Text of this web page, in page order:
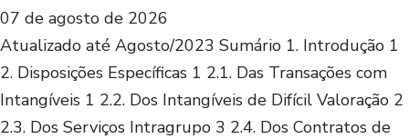
07 de agosto de 2026
Atualizado até Agosto/2023 Sumário 1. Introdução 1
2. Disposições Específicas 1 2.1. Das Transações com
Intangíveis 1 2.2. Dos Intangíveis de Difícil Valoração 2
2.3. Dos Serviços Intragrupo 3 2.4. Dos Contratos de